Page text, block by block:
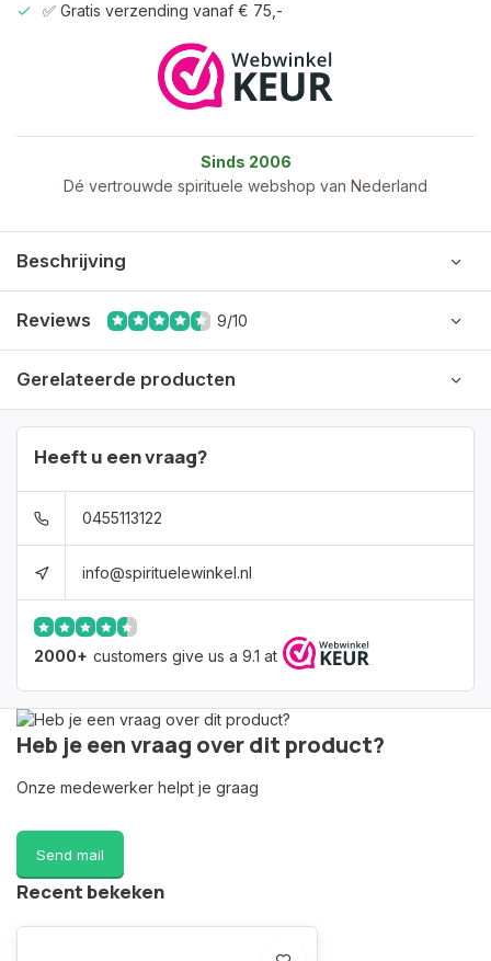
✅ Gratis verzending vanaf € 75,-
Sinds 2006
Dé vertrouwde spirituele webshop van Nederland
Beschrijving
Reviews 9/10
Gerelateerde producten
Heeft u een vraag?
0455113122
info@spirituelewinkel.nl
2000+ customers give us a 9.1 at
Heb je een vraag over dit product?
Onze medewerker helpt je graag
Send mail
Recent bekeken